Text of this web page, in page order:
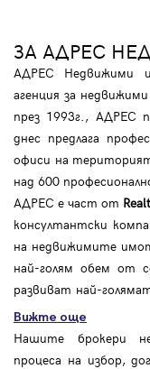
ЗА АДРЕС
АДРЕС Недвижими
агенция за
през 1993г., АДРЕС
днес предлага
офиси на
над 600
АДРЕС е част от
консултантски
на недвижимите
най-голям обем от
развиват най-
Вижте още
Нашите брокери
процеса на избор,